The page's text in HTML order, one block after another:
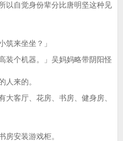
以自觉身份辈分比唐明坚这种见
来坐坐？」
个机器。」吴妈妈略带阴阳怪
人来的。
客厅、花房、书房、健身房、
安装游戏柜。